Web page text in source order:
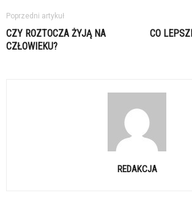
Poprzedni artykuł
CZY ROZTOCZA ŻYJĄ NA
CZŁOWIEKU?
CO
REDAKCJA